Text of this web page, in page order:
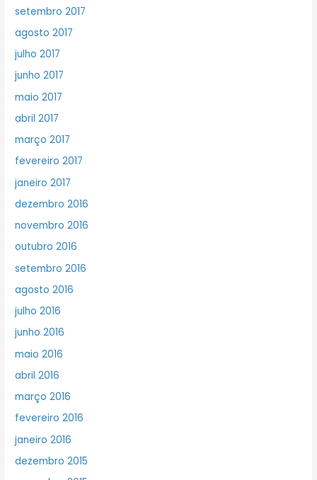
setembro 2017
agosto 2017
julho 2017
junho 2017
maio 2017
abril 2017
março 2017
fevereiro 2017
janeiro 2017
dezembro 2016
novembro 2016
outubro 2016
setembro 2016
agosto 2016
julho 2016
junho 2016
maio 2016
abril 2016
março 2016
fevereiro 2016
janeiro 2016
dezembro 2015